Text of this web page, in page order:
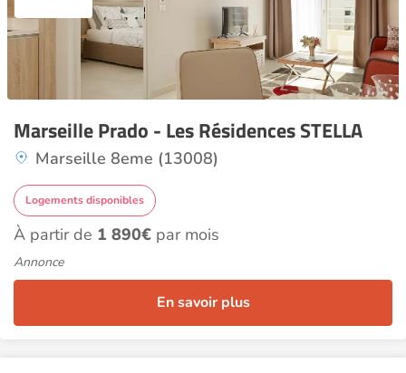
Marseille Prado - Les Résidences STELLA
Marseille 8eme (13008)
Logements disponibles
À partir de 1 890€ par mois
Annonce
En savoir plus